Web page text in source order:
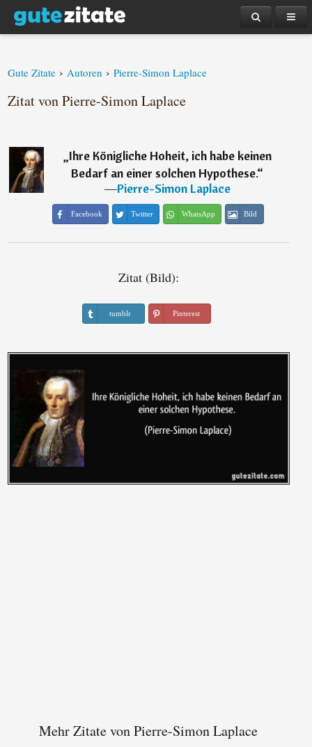
Gute Zitate › Autoren › Pierre-Simon Laplace
Zitat von Pierre-Simon Laplace
„Ihre Königliche Hoheit, ich habe keinen
Bedarf an einer solchen Hypothese.“
―Pierre-Simon Laplace
Facebook Twitter WhatsApp Bild
Zitat (Bild):
tumblr Pinterest
Mehr Zitate von Pierre-Simon Laplace